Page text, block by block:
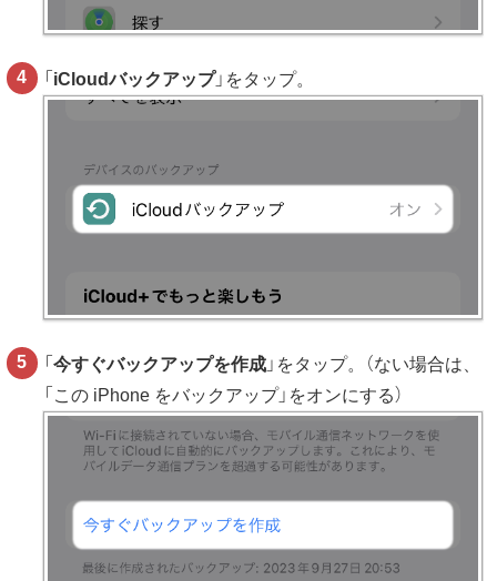
「 iCloudバックアップ」をタップ。
「今すぐバックアップを作成 」をタップ。（ない場合は、
「この iPhone をバックアップ」をオンにする）